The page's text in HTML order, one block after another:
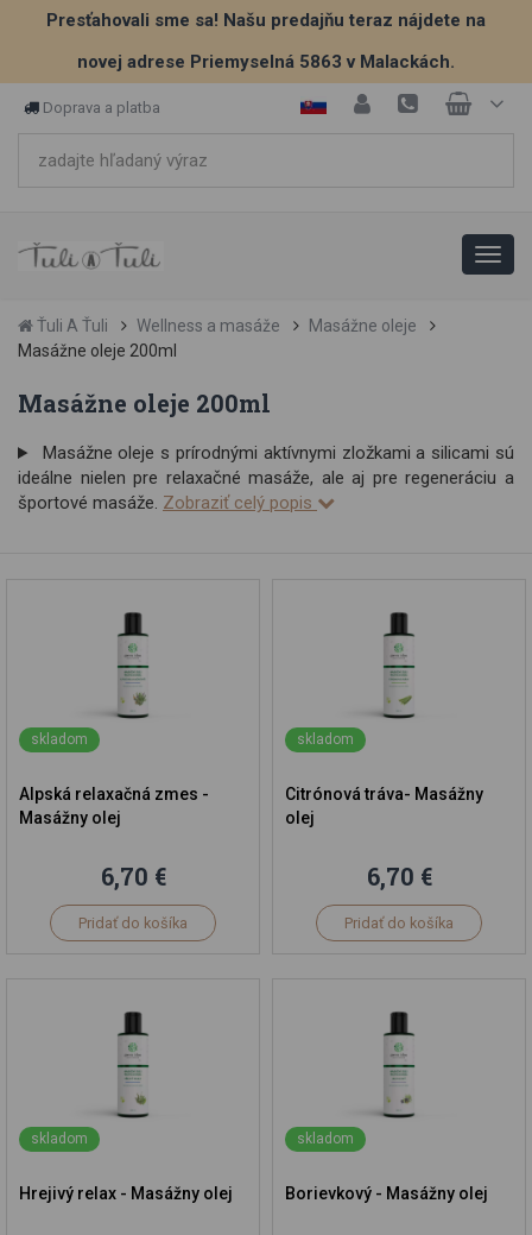
Presťahovali sme sa! Našu predajňu teraz nájdete na
novej adrese Priemyselná 5863 v Malackách.
Doprava a platba
Ťuli A Ťuli Wellness a masáže
Masážne oleje
Masážne oleje 200ml
Masážne oleje 200ml
Masážne oleje s prírodnými aktívnymi zložkami a silicami sú
ideálne nielen pre relaxačné masáže, ale aj pre regeneráciu a
športové masáže. Zobraziť celý popis
skladom
Alpská relaxačná zmes -
Masážny olej
6,70 €
Pridať do košíka
skladom
Citrónová tráva- Masážny
olej
6,70 €
Pridať do košíka
skladom
Hrejivý relax - Masážny olej
skladom
Borievkový - Masážny olej